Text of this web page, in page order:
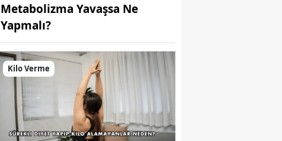
Metabolizma Yavaşsa Ne
Yapmalı?
Kilo Verme